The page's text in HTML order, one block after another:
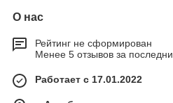
О нас
Рейтинг не сформирован
Менее 5 отзывов за
Работает с 17.01.2022